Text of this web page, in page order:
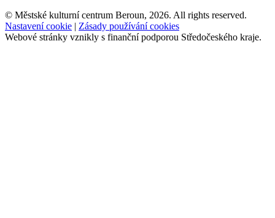
© Městské kulturní centrum Beroun, 2026. All rights reserved.
Nastavení cookie | Zásady používání cookies
Webové stránky vznikly s finanční podporou Středočeského kraje.